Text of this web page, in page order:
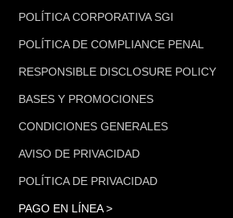
POLÍTICA CORPORATIVA SGI
POLÍTICA DE COMPLIANCE PENAL
RESPONSIBLE DISCLOSURE POLICY
BASES Y PROMOCIONES
CONDICIONES GENERALES
AVISO DE PRIVACIDAD
POLÍTICA DE PRIVACIDAD
PAGO EN LÍNEA >